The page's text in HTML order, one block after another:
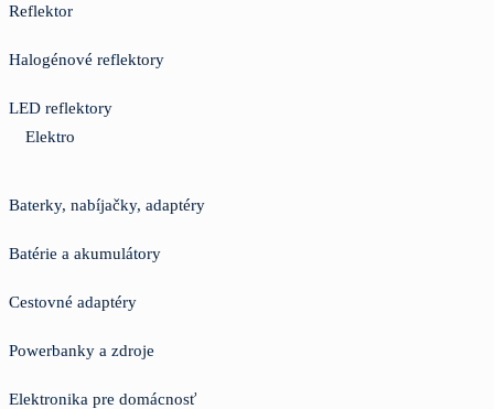
Reflektor
Halogénové reflektory
LED reflektory
Elektro
Baterky, nabíjačky, adaptéry
Batérie a akumulátory
Cestovné adaptéry
Powerbanky a zdroje
Elektronika pre domácnosť